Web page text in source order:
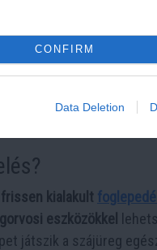
CONFIRM
Data Deletion
frissen kialakult
eszközökkel
játszik a szájüreg